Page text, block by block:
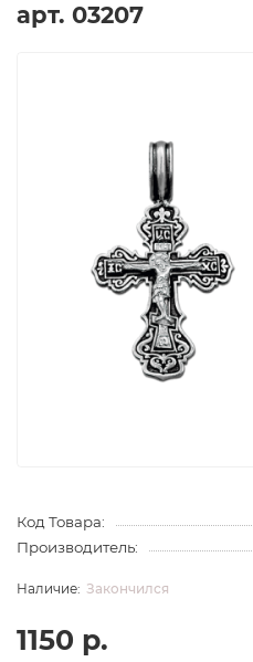
арт. 03207
Код Товара:
Производитель:
Закончился
1150 р.